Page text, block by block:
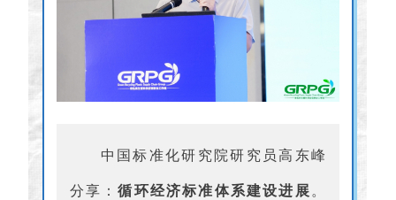
中国标准化研究院研究员高东峰
分享：循环经济标准体系建设进展 。